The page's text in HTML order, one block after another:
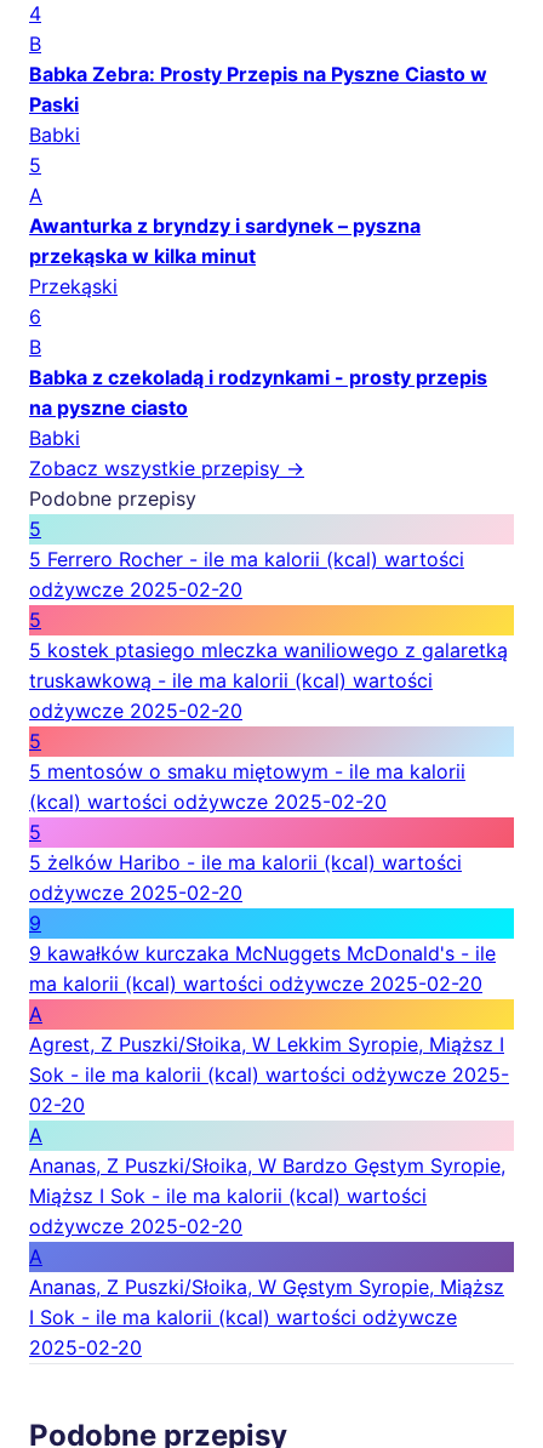
4
B
Babka Zebra: Prosty Przepis na Pyszne Ciasto w
Paski
Babki
5
A
Awanturka z bryndzy i sardynek – pyszna
przekąska w kilka minut
Przekąski
6
B
Babka z czekoladą i rodzynkami - prosty przepis
na pyszne ciasto
Babki
Zobacz wszystkie przepisy →
Podobne przepisy
5
5 Ferrero Rocher - ile ma kalorii (kcal) wartości
odżywcze 2025-02-20
5
5 kostek ptasiego mleczka waniliowego z galaretką
truskawkową - ile ma kalorii (kcal) wartości
odżywcze 2025-02-20
5
5 mentosów o smaku miętowym - ile ma kalorii
(kcal) wartości odżywcze 2025-02-20
5
5 żelków Haribo - ile ma kalorii (kcal) wartości
odżywcze 2025-02-20
9
9 kawałków kurczaka McNuggets McDonald's - ile
ma kalorii (kcal) wartości odżywcze 2025-02-20
A
Agrest, Z Puszki/Słoika, W Lekkim Syropie, Miąższ I
Sok - ile ma kalorii (kcal) wartości odżywcze 2025-
02-20
A
Ananas, Z Puszki/Słoika, W Bardzo Gęstym Syropie,
Miąższ I Sok - ile ma kalorii (kcal) wartości
odżywcze 2025-02-20
A
Ananas, Z Puszki/Słoika, W Gęstym Syropie, Miąższ
I Sok - ile ma kalorii (kcal) wartości odżywcze
2025-02-20
Podobne przepisy